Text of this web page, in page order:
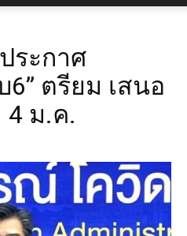
ระกาศ
ตรียม เสนอ
4 ม.ค.